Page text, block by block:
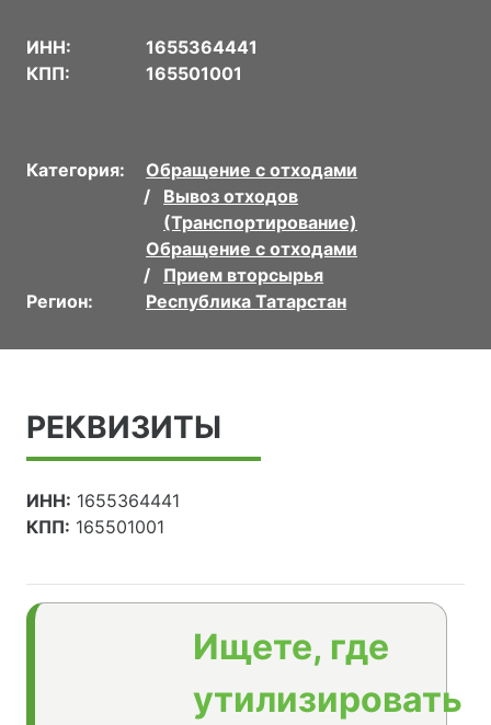
ИНН:
1655364441
КПП:
165501001
Категория:
Обращение с отходами
Вывоз отходов
(Транспортирование)
Обращение с отходами
Прием вторсырья
Регион:
Республика Татарстан
РЕКВИЗИТЫ
ИНН: 1655364441
КПП: 165501001
Ищете, где
утилизировать